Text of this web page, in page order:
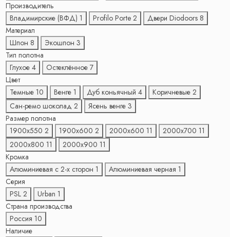
Производитель
Владимирские (ВФД) 1 Profilo Porte 2 Двери Diodoors 8
Материал
Шпон 8 Экошпон 3
Тип полотна
Глухое 4 Остеклённое 7
Цвет
Темные 10 Венге 1 Дуб коньячный 4 Коричневые 2
Сан-ремо шоколад 2 Ясень венге 3
Размер полотна
1900х550 2 1900х600 2 2000х600 11 2000х700 11
2000х800 11 2000х900 11
Кромка
Алюминиевая с 2-x сторон 1 Алюминиевая черная 1
Серия
PSL 2 Urban 1
Страна производства
Россия 10
Наличие